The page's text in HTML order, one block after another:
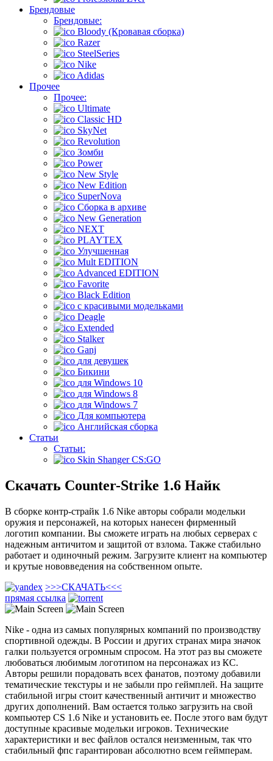
Брендовые
Брендовые:
Bloody (Кровавая сборка)
Razer
SteelSeries
Nike
Adidas
Прочее
Прочее:
Ultimate
Classic HD
SkyNet
Revolution
Зомби
Power
New Style
New Edition
SuperNova
Сборка в архиве
New Generation
NEXT
PLAYTEX
Улучшенная
Mult EDITION
Advanced EDITION
Favorite
Black Edition
с красивыми модельками
Deagle
Extended
Stalker
Ganj
для девушек
Бикини
для Windows 10
для Windows 8
для Windows 7
Для компьютера
Английская сборка
Статьи
Статьи:
Skin Shanger CS:GO
Скачать Counter-Strike 1.6 Найк
В сборке контр-страйк 1.6 Nike авторы собрали модельки
оружия и персонажей, на которых нанесен фирменный
логотип компании. Вы сможете играть на любых серверах с
надежным античитом и защитой от взлома. Также стабильно
работает и одиночный режим. Загрузите клиент на компьютер
и крутые нововведения на собственном опыте.
>>>СКАЧАТЬ<<<
прямая ссылка
Nike - одна из самых популярных компаний по производству
спортивной одежды. В России и других странах мира значок
галки пользуется огромным спросом. На этот раз вы сможете
любоваться любимым логотипом на персонажах из КС.
Авторы решили порадовать всех фанатов, поэтому добавили
тематические текстуры и не забыли про геймплей. На защите
стабильной игры стоит качественный античит и множество
других дополнений. Вам остается только загрузить на свой
компьютер CS 1.6 Nike и установить ее. После этого вам будут
доступные красивые модельки игроков. Технические
характеристики и вес файлов остался неизменным, так что
стабильный фпс гарантирован абсолютно всем геймперам.